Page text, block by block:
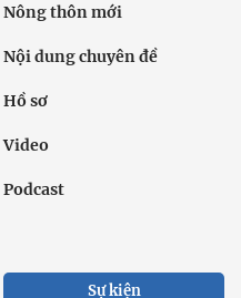
Nông thôn mới
Nội dung chuyên đề
Hồ sơ
Video
Podcast
Sự kiện